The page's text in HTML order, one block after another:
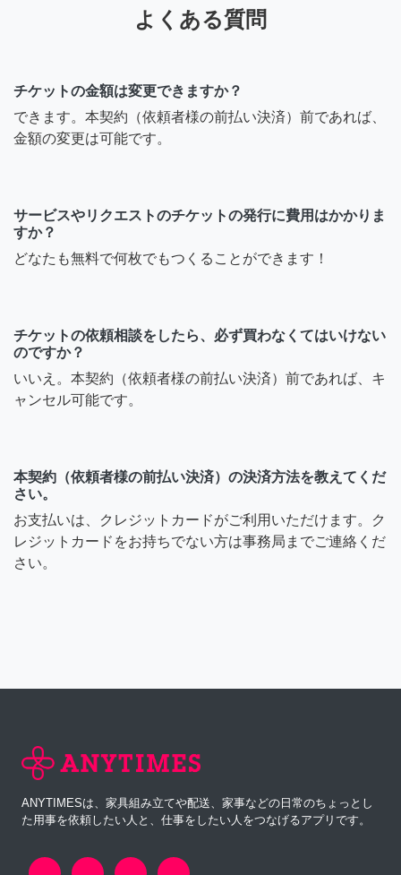
よくある質問
チケットの金額は変更できますか？
できます。本契約（依頼者様の前払い決済）前であれば、
金額の変更は可能です。
サービスやリクエストのチケットの発行に費用はかかりま
すか？
どなたも無料で何枚でもつくることができます！
チケットの依頼相談をしたら、必ず買わなくてはいけない
のですか？
いいえ。本契約（依頼者様の前払い決済）前であれば、キ
ャンセル可能です。
本契約（依頼者様の前払い決済）の決済方法を教えてくだ
さい。
お支払いは、クレジットカードがご利用いただけます。ク
レジットカードをお持ちでない方は事務局までご連絡くだ
さい。
ANYTIMESは、家具組み立てや配送、家事などの日常のちょっとし
た用事を依頼したい人と、仕事をしたい人をつなげるアプリです。